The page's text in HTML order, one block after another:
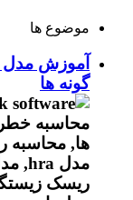
موضوع ها
گونه ها